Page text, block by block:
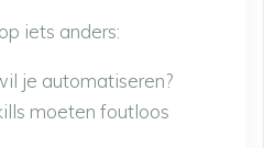
iets anders:
je automatiseren?
moeten foutloos